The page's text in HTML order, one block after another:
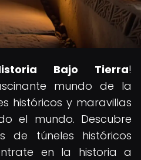
Bajo Tierra!
mundo de la
históricos y maravillas
el mundo. Descubre
de túneles históricos
en la historia a